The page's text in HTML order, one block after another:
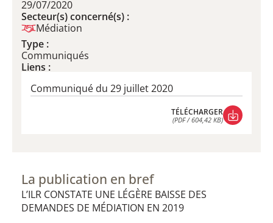
29/07/2020
Secteur(s) concerné(s) :
Médiation
Type :
Communiqués
Liens :
Communiqué du 29 juillet 2020
TÉLÉCHARGER
(PDF / 604,42 KB)
La publication en bref
L’ILR CONSTATE UNE LÉGÈRE BAISSE DES
DEMANDES DE MÉDIATION EN 2019